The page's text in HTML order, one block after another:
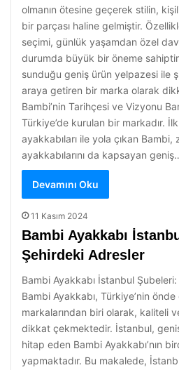
olmanın ötesine geçerek stilin,
bir parçası haline gelmiştir.
seçimi, günlük yaşamdan özel
durumda büyük bir öneme
sunduğu geniş ürün yelpazesi ile
araya getiren bir marka olarak
Bambi’nin Tarihçesi ve Vizyonu
Türkiye’de kurulan bir markadır.
ayakkabıları ile yola çıkan
ayakkabılarını da kapsayan
Devamını Oku
11 Kasım 2024
Bambi Ayakkabı
Şehirdeki Adresler
Bambi Ayakkabı İstanbul
Bambi Ayakkabı, Türkiye’nin
markalarından biri olarak, kaliteli
dikkat çekmektedir. İstanbul,
hitap eden Bambi Ayakkabı’nın
yapmaktadır. Bu makalede,